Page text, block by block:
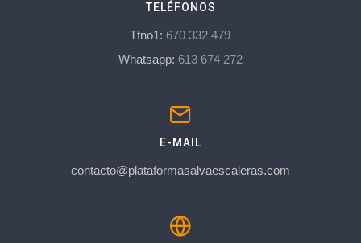
TELÉFONOS
Tfno1: 670 332 479
Whatsapp: 613 674 272
E-MAIL
contacto@plataformasalvaescaleras.com